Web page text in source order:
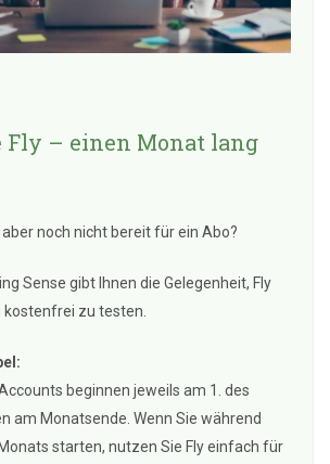
Fly – einen Monat lang
aber noch nicht bereit für ein Abo?
Sense gibt Ihnen die Gelegenheit, Fly
zu testen.
beginnen jeweils am 1. des
am Monatsende. Wenn Sie während
starten, nutzen Sie Fly einfach für